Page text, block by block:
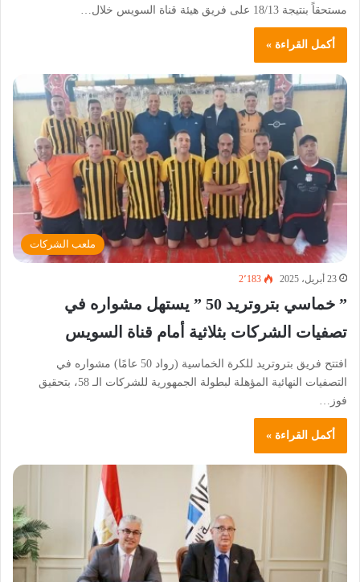
مستحقاً بنتيجة 18/13 على فريق هيئة قناة السويس خلال…
أكمل القراءة »
ملعب الشركات
23 أبريل، 2025 2٬183
” خماسي بتروتريد 50 ” يستهل مشواره في
تصفيات الشركات بثلاثية أمام قناة السويس
افتتح فريق بتروتريد للكرة الخماسية (رواد 50 عامًا) مشواره في
التصفيات النهائية المؤهلة لبطولة الجمهورية للشركات الـ 58، بتحقيق
فوز…
أكمل القراءة »